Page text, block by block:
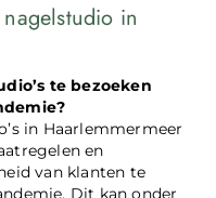
in
te bezoeken
in Haarlemmermeer
en
van klanten te
Dit kan onder